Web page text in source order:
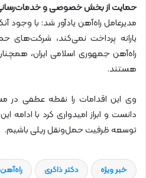
حمایت از بخش خصوصی و
مدیرعامل راه‌آهن یادآور شد: با
یارانه پرداخت نمی‌کند،
راه‌آهن جمهوری اسلامی ایران،
هستند.
وی این اقدامات را نقطه عطفی در
دانست و ابراز امیدواری کرد با ادامه
توسعه ظرفیت حمل‌ونقل ریلی باشیم.
خبر ویژه دکتر ذاکری راه‌آهن